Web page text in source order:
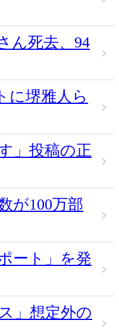
ん死去、94
に堺雅人ら
」投稿の正
が100万部
ート」を発
」想定外の